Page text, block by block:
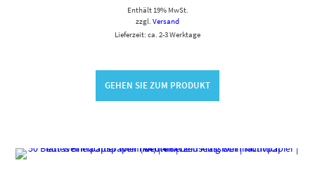
Enthält 19% MwSt.
zzgl. Versand
Lieferzeit: ca. 2-3 Werktage
GEHEN SIE ZUM PRODUKT